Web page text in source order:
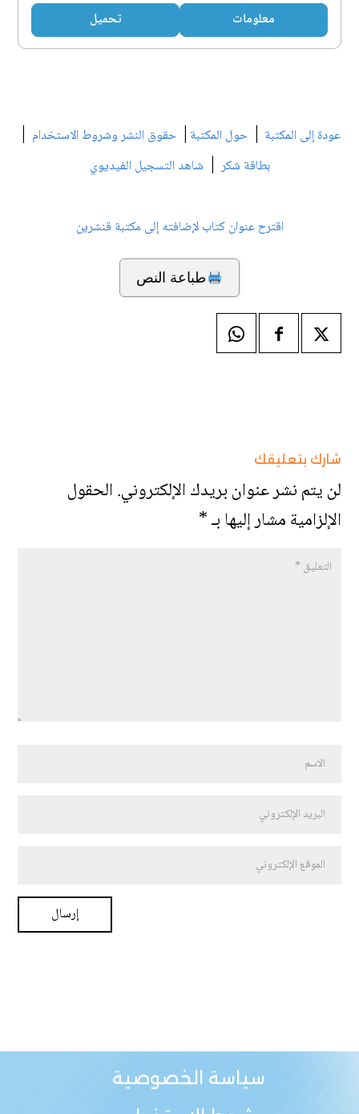
معلومات تحميل
عودة إلى المكتبة | حول المكتبة | حقوق النشر وشروط الاستخدام |
بطاقة شكر| شاهد التسجيل الفيديوي
اقترح عنوان كتاب لإضافته إلى مكتبة قنشرين
طباعة النص
شارك بتعليقك
لن يتم نشر عنوان بريدك الإلكتروني.الحقول
الإلزامية مشار إليها بـ*
سياسة الخصوصية